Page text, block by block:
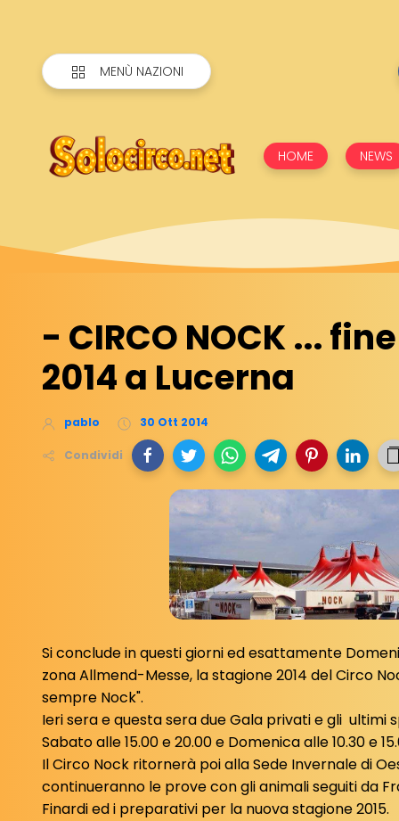
MENÙ NAZIONI
HOME NEWS
- CIRCO NOCK ...
2014 a Lucerna
pablo 30 Ott 2014
Condividi
Si conclude in questi giorni ed esattamente
zona Allmend-Messe, la stagione 2014 del Circo
sempre Nock".
Ieri sera e questa sera due Gala privati e gli ultimi
Sabato alle 15.00 e 20.00 e Domenica alle 10.30 e
Il Circo Nock ritornerà poi alla Sede Invernale di
continueranno le prove con gli animali seguiti da
Finardi ed i preparativi per la nuova stagione 2015.